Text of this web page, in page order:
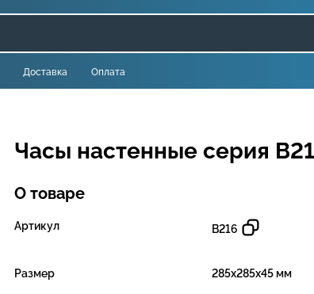
Доставка Оплата
Часы настенные серия
О товаре
Артикул B216
Размер 285х285х45 мм